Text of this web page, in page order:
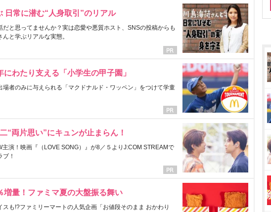
日常に潜む“人身取引”のリアル
だと思ってませんか？実は恋愛や悪質ホスト、SNSの投稿からも
と学ぶリアルな実態。
わたり支える「小学生の甲子園」
場者のみに与えられる「マクドナルド・ワッペン」をつけて学童
“両片思い”にキュンが止まらん！
演！映画『（LOVE SONG）』が8／５よりJ:COM STREAMで
！
増量！ファミマ夏の大盤振る舞い
スも!?ファミリーマートの人気企画「お値段そのまま おかわり